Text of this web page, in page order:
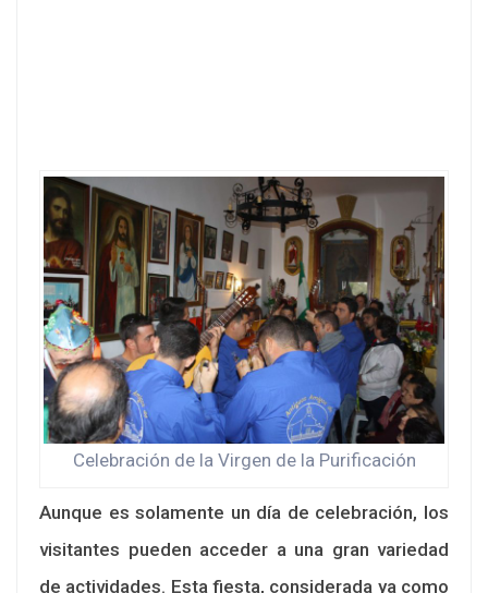
Celebración de la Virgen de la Purificación
Aunque es solamente un día de celebración, los
visitantes pueden acceder a una gran variedad
de actividades. Esta fiesta, considerada ya como